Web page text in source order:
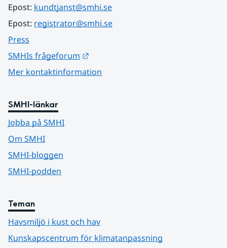
Epost: kundtjanst@smhi.se
Epost: registrator@smhi.se
Press
SMHIs frågeforum
Mer kontaktinformation
SMHI-länkar
Jobba på SMHI
Om SMHI
SMHI-bloggen
SMHI-podden
Teman
Havsmiljö i kust och hav
Kunskapscentrum för klimatanpassning